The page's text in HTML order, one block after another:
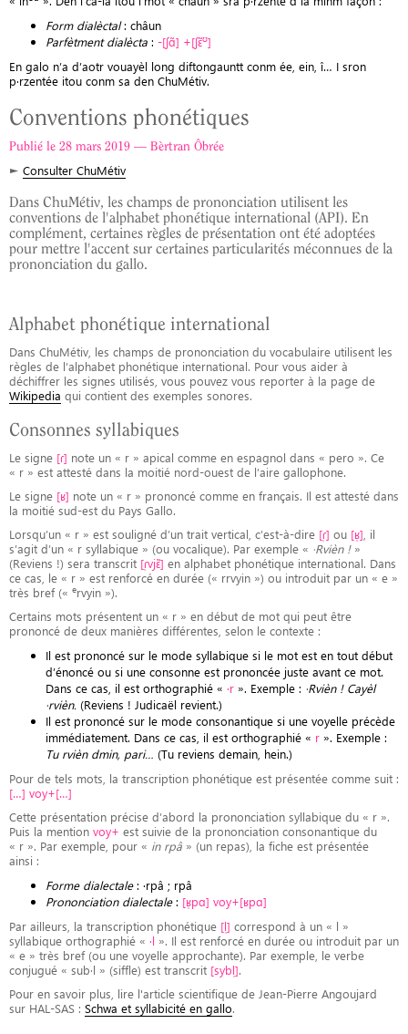
Form dialèctal: châun
Parfètment dialècta : -[ʃɑ̃] +[ʃɛ̃ʊ]
En galo n’a d’aotr vouayèl long diftongauntt conm ée, ein, î… I sron
p·rzentée itou conm sa den ChuMétiv.
Conventions phonétiques
Publié le 28 mars 2019 — Bèrtran Ôbrée
► Consulter ChuMétiv
Dans ChuMétiv, les champs de prononciation utilisent les
conventions de l'alphabet phonétique international (API). En
complément, certaines règles de présentation ont été adoptées
pour mettre l'accent sur certaines particularités méconnues de la
prononciation du gallo.
Alphabet phonétique international
Dans ChuMétiv, les champs de prononciation du vocabulaire utilisent les
règles de l’alphabet phonétique international. Pour vous aider à
déchiffrer les signes utilisés, vous pouvez vous reporter à la page de
Wikipedia qui contient des exemples sonores.
Consonnes syllabiques
Le signe [ɾ] note un « r » apical comme en espagnol dans « pero ». Ce
« r » est attesté dans la moitié nord-ouest de l’aire gallophone.
Le signe [ʁ] note un « r » prononcé comme en français. Il est attesté dans
la moitié sud-est du Pays Gallo.
Lorsqu’un « r » est souligné d’un trait vertical, c’est-à-dire [ɾ̩] ou [ʁ̩] , il
s’agit d’un « r syllabique » (ou vocalique). Par exemple « ·Rvièn ! »
(Reviens !) sera transcrit [ɾ̩vjɛ̃] en alphabet phonétique international. Dans
ce cas, le « r » est renforcé en durée (« rrvyin ») ou introduit par un « e »
très bref (« ervyin »).
Certains mots présentent un « r » en début de mot qui peut être
prononcé de deux manières différentes, selon le contexte :
Il est prononcé sur le mode syllabique si le mot est en tout début
d’énoncé ou si une consonne est prononcée juste avant ce mot.
Dans ce cas, il est orthographié « ·r ». Exemple : ·Rvièn ! Cayèl
·rvièn. (Reviens ! Judicaël revient.)
Il est prononcé sur le mode consonantique si une voyelle précède
immédiatement. Dans ce cas, il est orthographié « r ». Exemple :
Tu rvièn dmin, pari… (Tu reviens demain, hein.)
Pour de tels mots, la transcription phonétique est présentée comme suit :
[…] voy+[…]
Cette présentation précise d’abord la prononciation syllabique du « r ».
Puis la mention voy+ est suivie de la prononciation consonantique du
« r ». Par exemple, pour « in rpâ » (un repas), la fiche est présentée
ainsi :
Forme dialectale: ·rpâ ; rpâ
Prononciation dialectale: [ʁ̩pɑ] voy+[ʁpɑ]
Par ailleurs, la transcription phonétique [l̩] correspond à un « l »
syllabique orthographié « ·l ». Il est renforcé en durée ou introduit par un
« e » très bref (ou une voyelle approchante). Par exemple, le verbe
conjugué « sub·l » (siffle) est transcrit [sybl̩].
Pour en savoir plus, lire l'article scientifique de Jean-Pierre Angoujard
sur HAL-SAS : Schwa et syllabicité en gallo.